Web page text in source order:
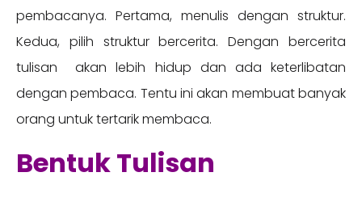
pembacanya. Pertama, menulis dengan struktur.
Kedua, pilih struktur bercerita. Dengan bercerita
tulisan akan lebih hidup dan ada keterlibatan
dengan pembaca. Tentu ini akan membuat banyak
orang untuk tertarik membaca.
Bentuk Tulisan